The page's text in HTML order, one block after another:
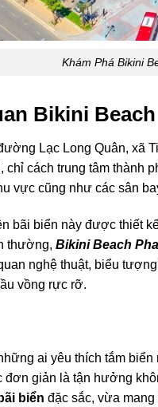
Khám Phá Bikini
Bikini
Lạc Long Quân, xã
cách trung tâm thành
vực cũng như các sân
bãi biển này được thiết
thường, Bikini Beach
nghệ thuật, biểu
vồng rực rỡ.
ai yêu thích tắm
giản là tận hưởng
biển đặc sắc, vừa